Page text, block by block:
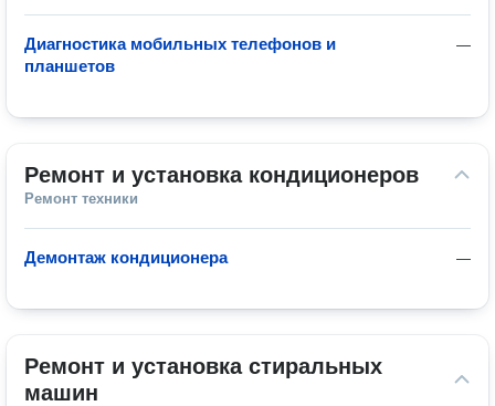
—
Диагностика мобильных телефонов и
планшетов
Ремонт и установка кондиционеров
Ремонт техники
—
Демонтаж кондиционера
Ремонт и установка стиральных
машин